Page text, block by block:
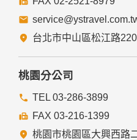
策。
五、與第三人共用個人資料之
本網站絕不會提供、交換、出
他個人、團體、私人企業或公
務者，不在此限。
前項但書之情形包括不限於：
經由您書面同意。
法律明文規定。
台北市中山區松江路
桃園分公司
TEL 03-286-3899
FAX 03-216-1399
桃園市桃園區大興西路